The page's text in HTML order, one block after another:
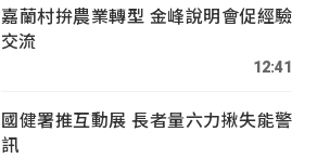
嘉蘭村拚農業轉型 金峰說明會促經驗
交流
12:41
國健署推互動展 長者量六力揪失能警
訊